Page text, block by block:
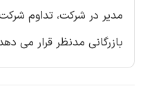
مدیر در شرکت، تداوم
بازرگانی مدنظر قرار می